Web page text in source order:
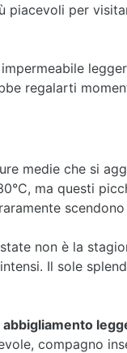
piacevoli per
regalarti
medie che si
ma questi
non è la
Il sole
compagno